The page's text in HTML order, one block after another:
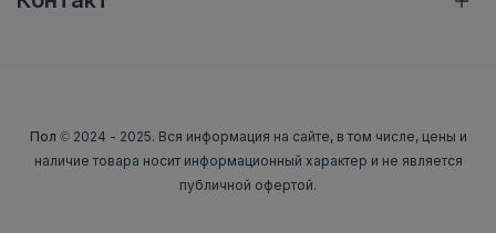
Пол © 2024 - 2025. Вся информация на сайте, в том числе, цены и
наличие товара носит информационный характер и не является
публичной офертой.